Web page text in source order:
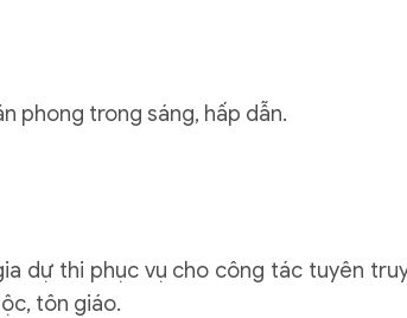
phong trong sáng, hấp dẫn.
dự thi phục vụ cho công tác tuyên
tôn giáo.